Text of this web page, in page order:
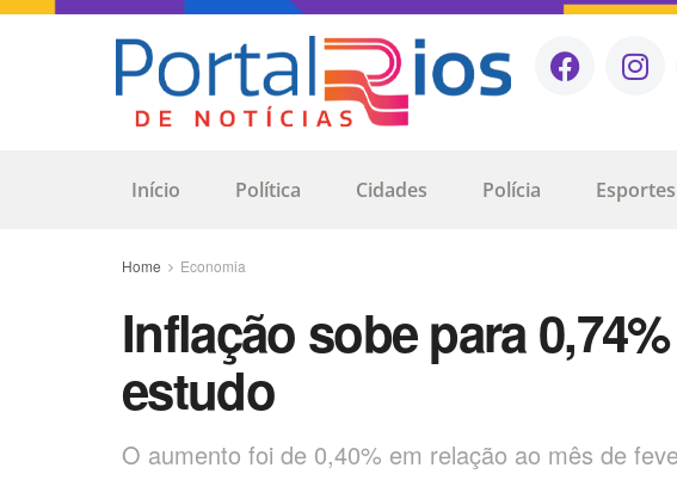
Início Política Cidades Polícia Esportes
Home Economia
Inflação sobe para
estudo
O aumento foi de 0,40% em relação ao mês de